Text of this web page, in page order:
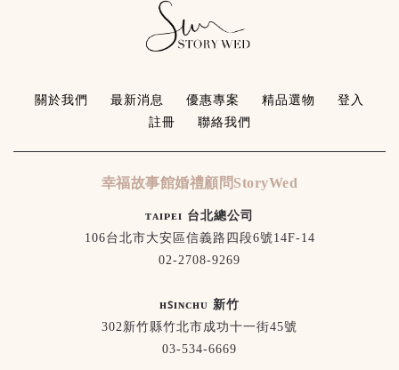
關於我們 最新消息 優惠專案 精品選物
登入
註冊
聯絡我們
幸福故事館婚禮顧問StoryWed
ᴛᴀɪᴘᴇɪ 台北總公司
106台北市大安區信義路四段6號14F-14
02-2708-9269
ʜꜱɪɴᴄʜᴜ 新竹
302新竹縣竹北市成功十一街45號
03-534-6669